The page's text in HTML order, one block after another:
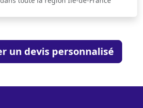
un devis personnalisé